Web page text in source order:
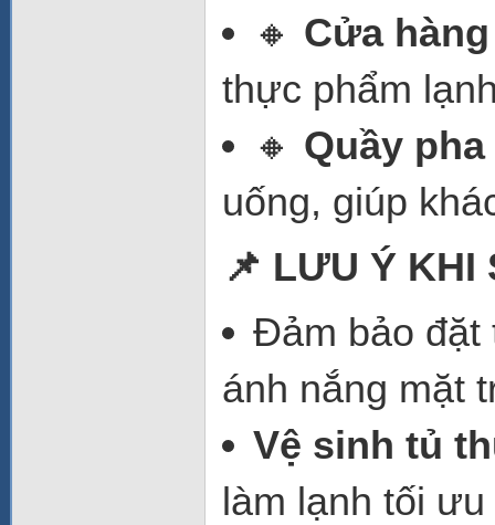
🔸 Cửa
thực phẩm
🔸 Quầy
uống, giúp
📌 LƯU Ý KHI
Đảm bảo
ánh nắng mặt
Vệ sinh tủ
làm lạnh tối